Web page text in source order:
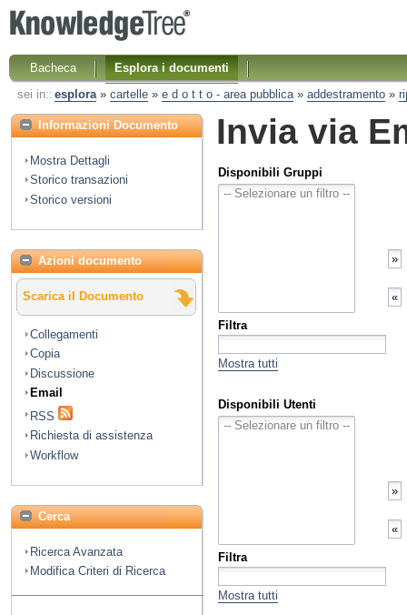
Bacheca
Esplora i documenti
sei in:: esplora» cartelle» e d o t t o - area pubblica» addestramento»
Informazioni Documento
Mostra Dettagli
Storico transazioni
Storico versioni
Azioni documento
Scarica il Documento
Collegamenti
Copia
Discussione
Email
RSS
Richiesta di assistenza
Workflow
Cerca
Ricerca Avanzata
Modifica Criteri di Ricerca
Invia via
Disponibili Gruppi
Filtra
Mostra tutti
Disponibili Utenti
Filtra
Mostra tutti